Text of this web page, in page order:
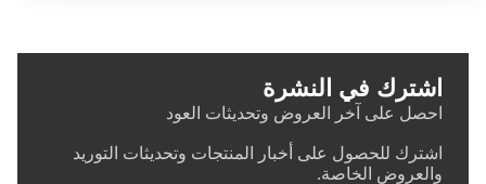
اشترك في النشرة
احصل على آخر العروض وتحديثات العود
اشترك للحصول على أخبار المنتجات وتحديثات التوريد
والعروض الخاصة.